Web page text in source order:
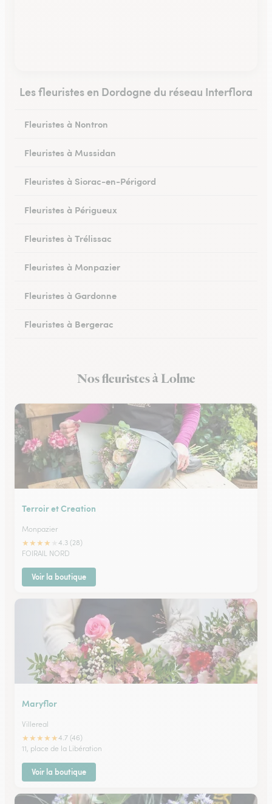
Les fleuristes en Dordogne du réseau Interflora
Fleuristes à Nontron
Fleuristes à Mussidan
Fleuristes à Siorac-en-Périgord
Fleuristes à Périgueux
Fleuristes à Trélissac
Fleuristes à Monpazier
Fleuristes à Gardonne
Fleuristes à Bergerac
Fleuristes à EymetNos fleuristes à Lolme
Terroir et Creation
Monpazier
★★★★
4.3 (28)
FOIRAIL NORD
Voir la boutique
Maryflor
Villereal
★★★★★4.7 (46)
11, place de la Libération
Voir la boutique